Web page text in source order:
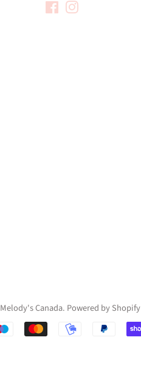
Facebook
Melody's Canada. Powered by Shopify
Payment